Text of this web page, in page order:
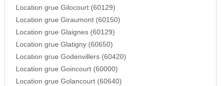
Location grue Gilocourt (60129)
Location grue Giraumont (60150)
Location grue Glaignes (60129)
Location grue Glatigny (60650)
Location grue Godenvillers (60420)
Location grue Goincourt (60000)
Location grue Golancourt (60640)